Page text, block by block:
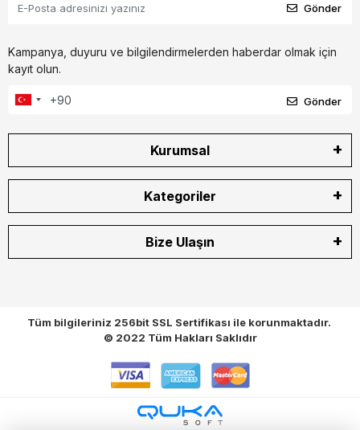
Gönder
Kampanya, duyuru ve bilgilendirmelerden haberdar olmak için
kayıt olun.
Gönder
Kurumsal
Kategoriler
Bize Ulaşın
Tüm bilgileriniz 256bit SSL Sertifikası ile korunmaktadır.
© 2022 Tüm Hakları Saklıdır